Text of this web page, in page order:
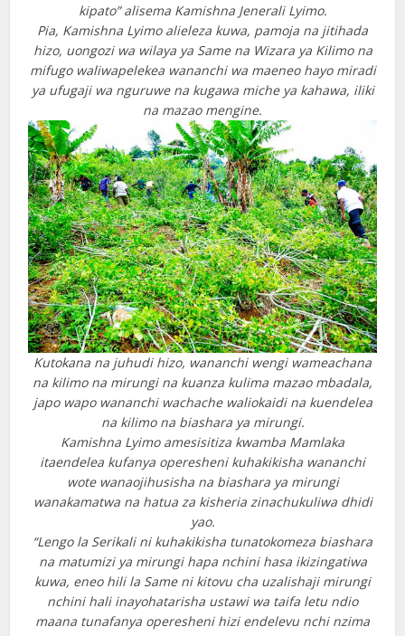
kipato” alisema Kamishna Jenerali Lyimo.
Pia, Kamishna Lyimo alieleza kuwa, pamoja na jitihada
hizo, uongozi wa wilaya ya Same na Wizara ya Kilimo na
mifugo waliwapelekea wananchi wa maeneo hayo miradi
ya ufugaji wa nguruwe na kugawa miche ya kahawa, iliki
na mazao mengine.
Kutokana na juhudi hizo, wananchi wengi wameachana
na kilimo na mirungi na kuanza kulima mazao mbadala,
japo wapo wananchi wachache waliokaidi na kuendelea
na kilimo na biashara ya mirungi.
Kamishna Lyimo amesisitiza kwamba Mamlaka
itaendelea kufanya operesheni kuhakikisha wananchi
wote wanaojihusisha na biashara ya mirungi
wanakamatwa na hatua za kisheria zinachukuliwa dhidi
yao.
“Lengo la Serikali ni kuhakikisha tunatokomeza biashara
na matumizi ya mirungi hapa nchini hasa ikizingatiwa
kuwa, eneo hili la Same ni kitovu cha uzalishaji mirungi
nchini hali inayohatarisha ustawi wa taifa letu ndio
maana tunafanya operesheni hizi endelevu nchi nzima